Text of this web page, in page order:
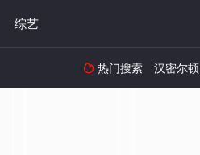
综艺
 热门搜索 汉密尔顿